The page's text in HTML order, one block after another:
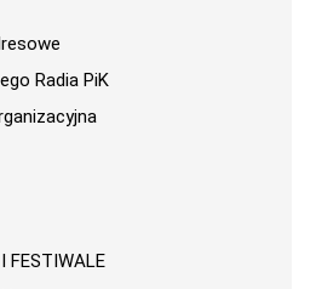
Radia PiK
FESTIWALE